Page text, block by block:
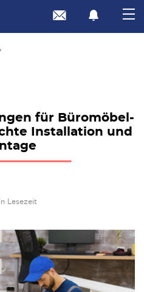
für Büromöbel-
Installation und
Lesezeit